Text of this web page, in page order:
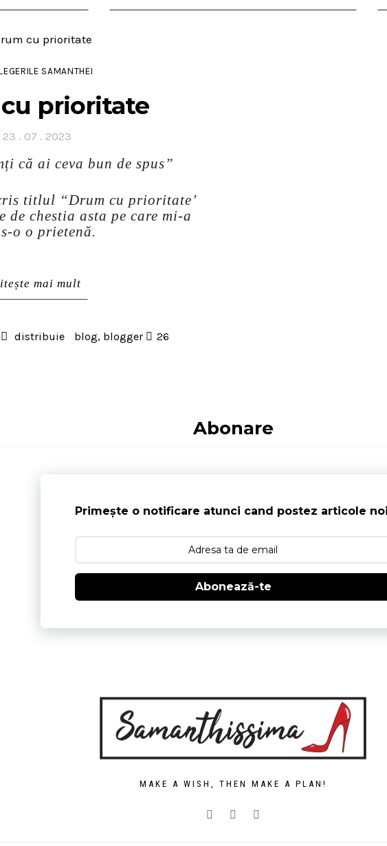
SAMANTHEI
prioritate
Posted
23 . 07 . 2023
că ai ceva bun de spus”
titlul “Drum cu prioritate’
de chestia asta pe care mi-a
o o prietenă.
mai mult
distribuie blog, blogger 26
Abonare
Primește o notificare atunci cand postez articole
Abonează-te
MAKE A WISH, THEN MAKE A PLAN!